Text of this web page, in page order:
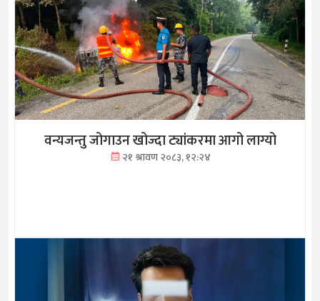
वन्यजन्तु जोगाउन खोज्दा ट्यांकरमा आगो लाग्यो
२१ श्रावण २०८३, १२:२४